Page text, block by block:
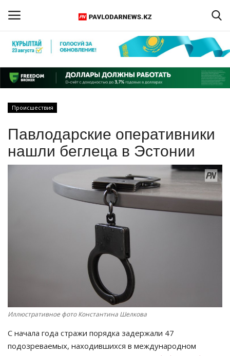
Регистрация
Главная
ПАВЛОДАРСКАЯ ОБЛАСТЬ
Курултай
Происшествия
Павлодарские оперативники
нашли беглеца в Эстонии
Иллюстративное фото Константина Шелкова
С начала года стражи порядка задержали 47
подозреваемых, находившихся в международном